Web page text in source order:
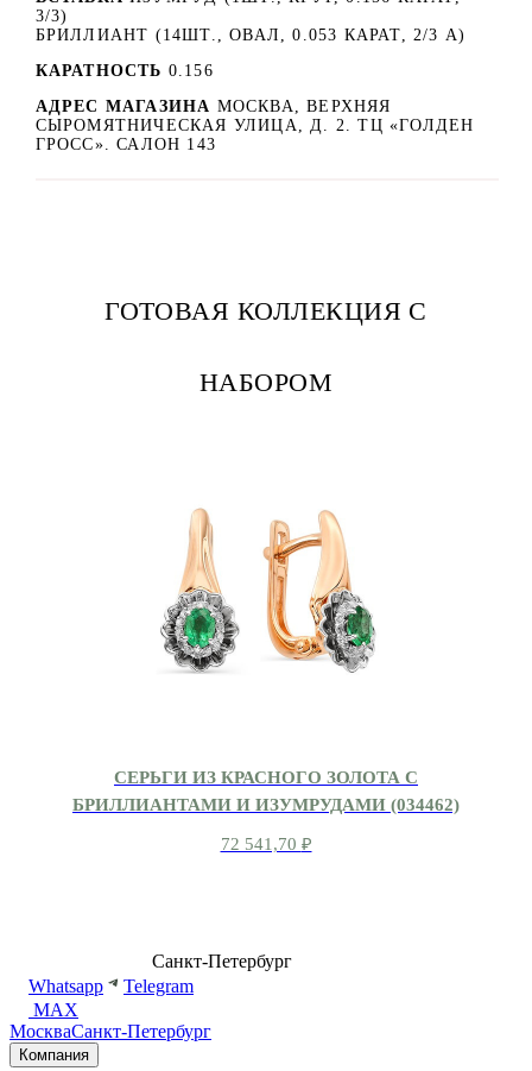
3/3)
БРИЛЛИАНТ (14ШТ., ОВАЛ, 0.053 КАРАТ, 2/3 А)
КАРАТНОСТЬ 0.156
АДРЕС МАГАЗИНА МОСКВА, ВЕРХНЯЯ
СЫРОМЯТНИЧЕСКАЯ УЛИЦА, Д. 2. ТЦ «ГОЛДЕН
ГРОСС». САЛОН 143
ГОТОВАЯ КОЛЛЕКЦИЯ С
НАБОРОМ
СЕРЬГИ ИЗ КРАСНОГО ЗОЛОТА С
БРИЛЛИАНТАМИ И ИЗУМРУДАМИ (034462)
72 541,70 ₽
Санкт-Петербург
Whatsapp
Telegram
MAX
МоскваСанкт-Петербург
Компания